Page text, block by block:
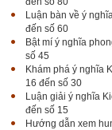
Luận bàn về ý
đến số 60
Bật mí ý nghĩa
số 45
Khám phá ý nghĩa
16 đến số 30
Luận giải ý nghĩa
đến số 15
Hướng dẫn xem